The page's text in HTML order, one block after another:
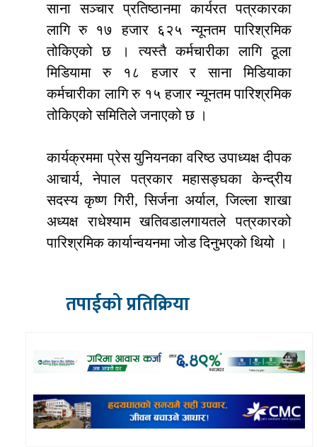
साना सञ्चार प्रतिष्ठानमा कार्यरत पत्रकारका
लागि रु १७ हजार ६२५ न्यूनतम पारिश्रमिक
तोकिएको छ । त्यस्तै कर्मचारीका लागि ठूला
मिडियामा रु १८ हजार र साना मिडियाका
कर्मचारीका लागि रु १५ हजार न्यूनतम पारिश्रमिक
तोकिएको समितिले जनाएको छ ।
कार्यक्रममा प्रेस युनियनका वरिष्ठ उपाध्यक्ष दीपक
आचार्य, नेपाल पत्रकार महासङ्घका केन्द्रीय
सदस्य कृष्ण गिरी, सिर्जना अर्याल, जिल्ला शाखा
अध्यक्ष राधेश्याम खतिवडालगायतले पत्रकारको
पारिश्रमिक कार्यान्वयनमा जोड दिनुभएको थियो ।
तपाईको प्रतिक्रिया